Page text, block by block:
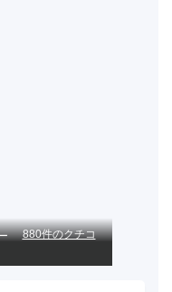
880件のクチコ